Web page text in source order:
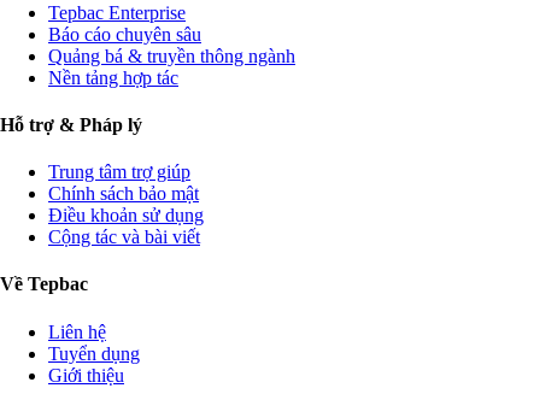
Tepbac Enterprise
Báo cáo chuyên sâu
Quảng bá & truyền thông ngành
Nền tảng hợp tác
Hỗ trợ & Pháp lý
Trung tâm trợ giúp
Chính sách bảo mật
Điều khoản sử dụng
Cộng tác và bài viết
Về Tepbac
Liên hệ
Tuyển dụng
Giới thiệu